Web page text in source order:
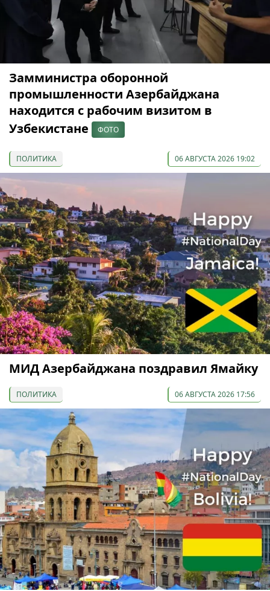
Замминистра оборонной
промышленности Азербайджана
находится с рабочим визитом в
Узбекистане
ФОТО
ПОЛИТИКА 06 АВГУСТА 2026 19:02
МИД Азербайджана поздравил Ямайку
ПОЛИТИКА 06 АВГУСТА 2026 17:56